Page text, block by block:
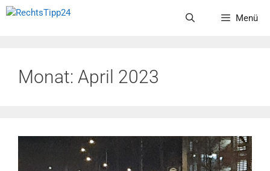
Zum
Menü
Monat: April 2023